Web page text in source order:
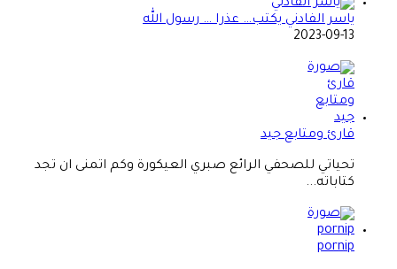
ياسر الفادني يكتب… عذرا … رسول الله
2023-09-13
قارئ ومتابع جيد
تحياتي للصحفي الرائع صبري العيكورة وكم اتمنى ان تجد
كتاباته...
pornip